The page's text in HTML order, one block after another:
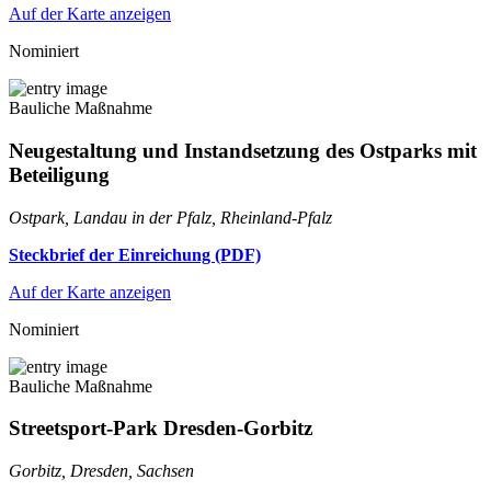
Auf der Karte anzeigen
Nominiert
Bauliche Maßnahme
Neugestaltung und Instandsetzung des Ostparks mit
Beteiligung
Ostpark, Landau in der Pfalz, Rheinland-Pfalz
Steckbrief der Einreichung (PDF)
Auf der Karte anzeigen
Nominiert
Bauliche Maßnahme
Streetsport-Park Dresden-Gorbitz
Gorbitz, Dresden, Sachsen